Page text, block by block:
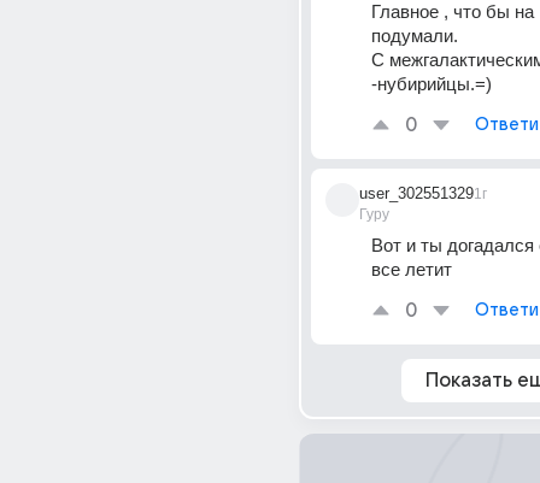
Главное , что бы на
подумали.
С
-нубирийцы.=)
0
user_302551329
Гуру
1г
Вот и ты догадался
все летит
0
Показать